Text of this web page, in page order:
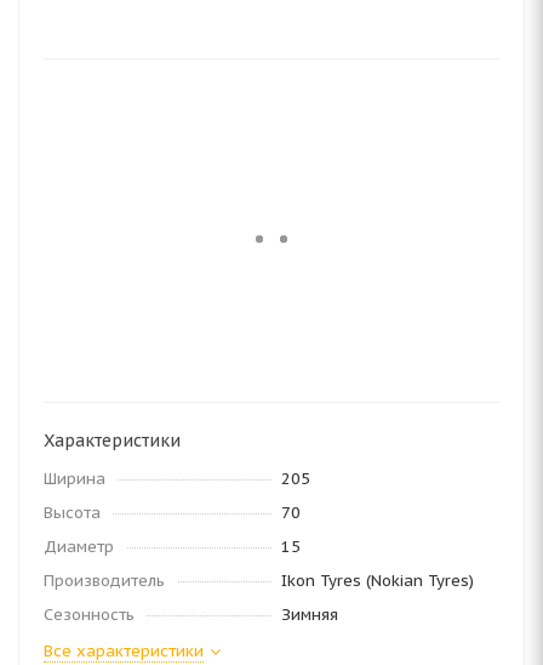
Характеристики
Ширина
205
Высота
70
Диаметр
15
Производитель
Ikon Tyres (Nokian Tyres)
Сезонность
Зимняя
Все характеристики